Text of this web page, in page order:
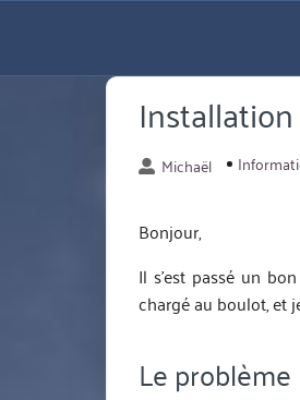
au
Michaël
Bonjour,
Il s’est passé un
chargé au boulot, et
Le problème